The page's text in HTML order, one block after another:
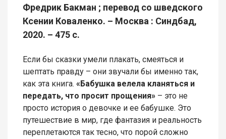
Фредрик Бакман ; перевод со шведского
Ксении Коваленко. – Москва : Синдбад,
2020. – 475 с.
Если бы сказки умели плакать, смеяться и
шептать правду – они звучали бы именно так,
как эта книга. «Бабушка велела кланяться и
передать, что просит прощения» – это не
просто история о девочке и ее бабушке. Это
путешествие в мир, где фантазия и реальность
переплетаются так тесно, что порой сложно